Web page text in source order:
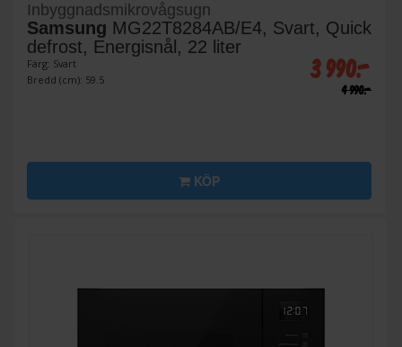
Inbyggnadsmikrovågsugn
Samsung MG22T8284AB/E4, Svart, Quick
defrost, Energisnål, 22 liter
Färg: Svart
Bredd (cm): 59.5
3 990:-
4 990:-
KÖP